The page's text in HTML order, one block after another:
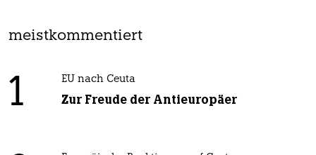
meistkommentiert
1 EU nach Ceuta
Zur Freude der Antieuropäer